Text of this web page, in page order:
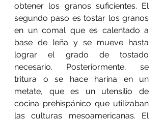
obtener los granos suficientes. El
segundo paso es tostar los granos
en un comal que es calentado a
base de leña y se mueve hasta
lograr el grado de tostado
necesario. Posteriormente, se
tritura o se hace harina en un
metate, que es un utensilio de
cocina prehispánico que utilizaban
las culturas mesoamericanas. El